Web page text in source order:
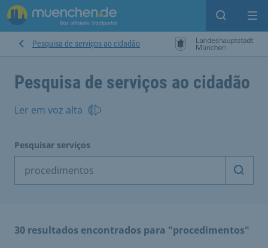
Open
Pesquisa de serviços ao cidadão
Pesquisa de serviços ao cidadão
Ler em voz alta
Pesquisar serviços
30 resultados encontrados para "procedimentos"